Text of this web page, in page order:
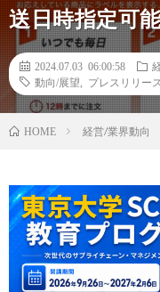
送日時指定可
2024.07.03 06:00:58
動向/展望
プレスリリー
HOME 経営/業界動向